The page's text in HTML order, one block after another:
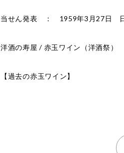
当せん発表 ： 1959年3月27日 日
洋酒の寿屋 / 赤玉ワイン（洋酒祭）
【過去の赤玉ワイン】